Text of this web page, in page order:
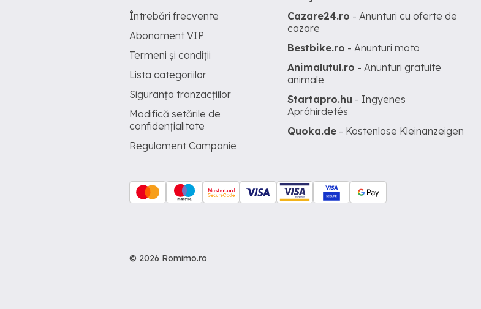
Întrebări frecvente
Abonament VIP
Termeni și condiții
Lista categoriilor
Siguranța tranzacțiilor
Modifică setările de
confidențialitate
Regulament Campanie
Cazare24.ro - Anunturi cu oferte de
cazare
Bestbike.ro - Anunturi moto
Animalutul.ro - Anunturi gratuite
animale
Startapro.hu - Ingyenes
Apróhirdetés
Quoka.de - Kostenlose Kleinanzeigen
© 2026 Romimo.ro